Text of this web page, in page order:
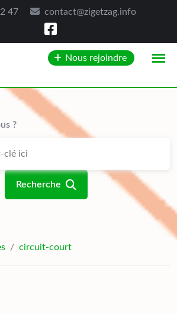
47 contact@zigetzag.info
Nous rejoindre
?
Recherche
/ circuit-court